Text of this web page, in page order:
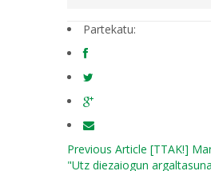
Partekatu:
Previous Article [TTAK!]
"Utz diezaiogun